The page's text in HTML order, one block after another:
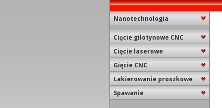
Nanotechnologia
Cięcie gilotynowe CNC
Cięcie laserowe
Gięcie CNC
Lakierowanie proszkowe
Spawanie